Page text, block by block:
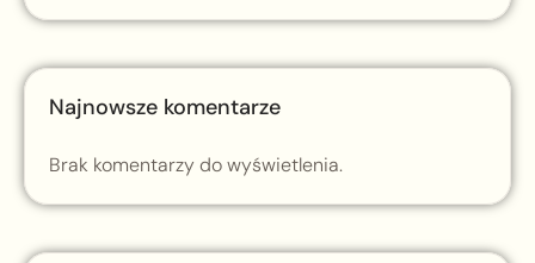
Najnowsze komentarze
Brak komentarzy do wyświetlenia.